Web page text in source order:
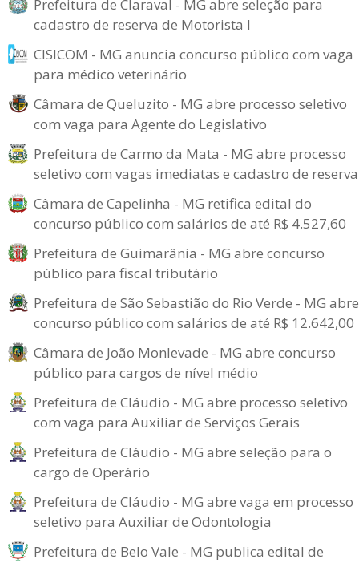
Prefeitura de Claraval - MG abre seleção para
cadastro de reserva de Motorista I
CISICOM - MG anuncia concurso público com vaga
para médico veterinário
Câmara de Queluzito - MG abre processo seletivo
com vaga para Agente do Legislativo
Prefeitura de Carmo da Mata - MG abre processo
seletivo com vagas imediatas e cadastro de reserva
Câmara de Capelinha - MG retifica edital do
concurso público com salários de até R$ 4.527,60
Prefeitura de Guimarânia - MG abre concurso
público para fiscal tributário
Prefeitura de São Sebastião do Rio Verde - MG abre
concurso público com salários de até R$ 12.642,00
Câmara de João Monlevade - MG abre concurso
público para cargos de nível médio
Prefeitura de Cláudio - MG abre processo seletivo
com vaga para Auxiliar de Serviços Gerais
Prefeitura de Cláudio - MG abre seleção para o
cargo de Operário
Prefeitura de Cláudio - MG abre vaga em processo
seletivo para Auxiliar de Odontologia
Prefeitura de Belo Vale - MG publica edital de